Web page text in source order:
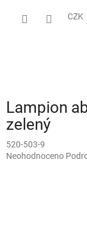
CZK
Lampion
zelený
520-503-9
Průměrné
Neohodnoceno